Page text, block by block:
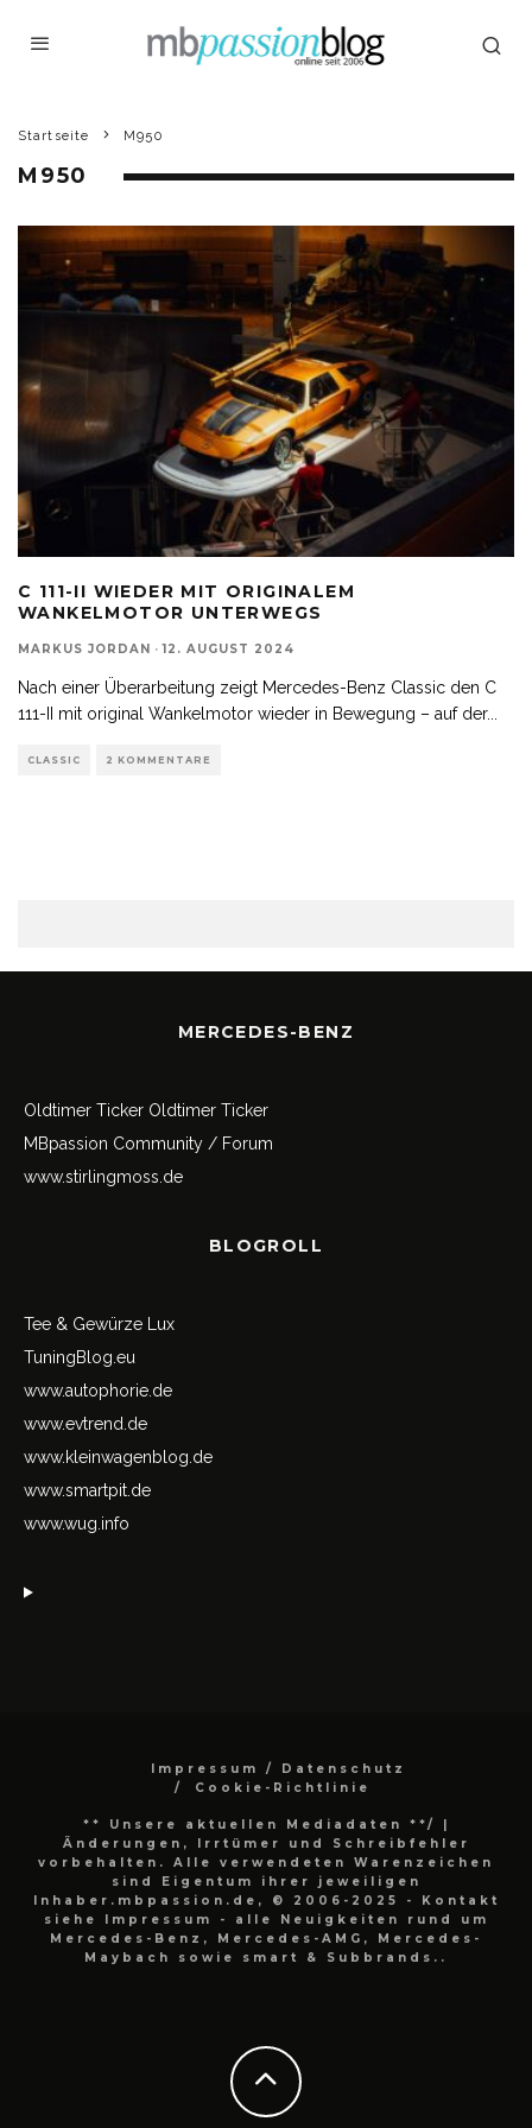
Startseite M950
M950
C 111-II WIEDER MIT ORIGINALEM
WANKELMOTOR UNTERWEGS
MARKUS JORDAN · 12. AUGUST 2024
Nach einer Überarbeitung zeigt Mercedes-Benz Classic den C
111-II mit original Wankelmotor wieder in Bewegung – auf der...
CLASSIC 2 KOMMENTARE
MERCEDES-BENZ
Oldtimer Ticker Oldtimer Ticker
MBpassion Community / Forum
www.stirlingmoss.de
BLOGROLL
Tee & Gewürze Lux
TuningBlog.eu
www.autophorie.de
www.evtrend.de
www.kleinwagenblog.de
www.smartpit.de
www.wug.info
Impressum / Datenschutz
Cookie-Richtlinie
** Unsere aktuellen Mediadaten **/
|
Änderungen, Irrtümer und Schreibfehler
vorbehalten. Alle verwendeten Warenzeichen
sind Eigentum ihrer jeweiligen
Inhaber.mbpassion.de, © 2006-2025 - Kontakt
siehe Impressum - alle Neuigkeiten rund um
Mercedes-Benz, Mercedes-AMG, Mercedes-
Maybach sowie smart & Subbrands..